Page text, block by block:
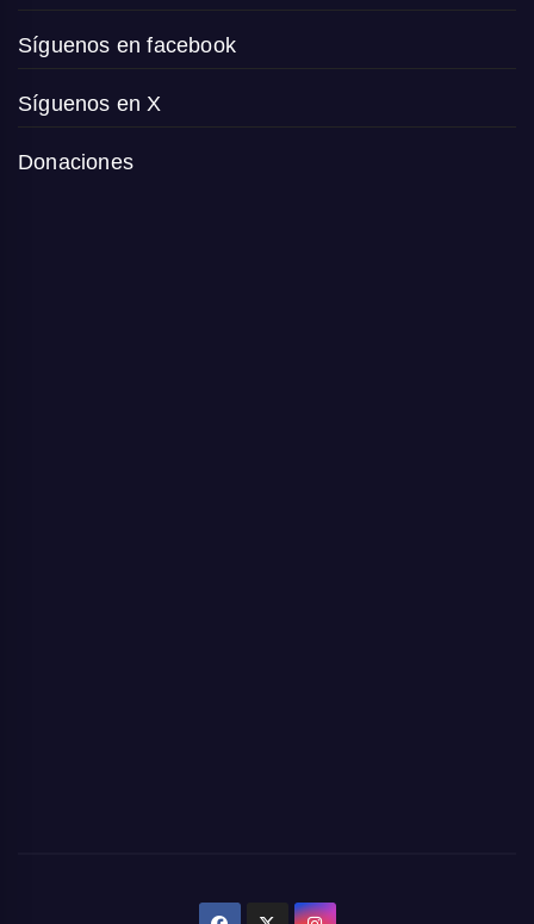
Síguenos en facebook
Síguenos en X
Donaciones